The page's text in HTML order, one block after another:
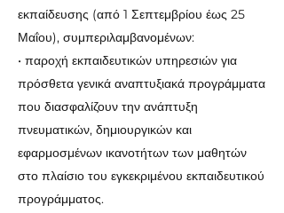
εκπαίδευσης (από 1 Σεπτεμβρίου έως 25
Μαΐου), συμπεριλαμβανομένων:
• παροχή εκπαιδευτικών υπηρεσιών για
πρόσθετα γενικά αναπτυξιακά προγράμματα
που διασφαλίζουν την ανάπτυξη
πνευματικών, δημιουργικών και
εφαρμοσμένων ικανοτήτων των μαθητών
στο πλαίσιο του εγκεκριμένου εκπαιδευτικού
προγράμματος.